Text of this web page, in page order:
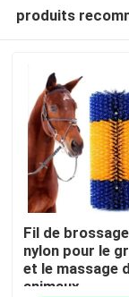
Aperçu
produits
Fil de
nylon pour le
et le massage
animaux